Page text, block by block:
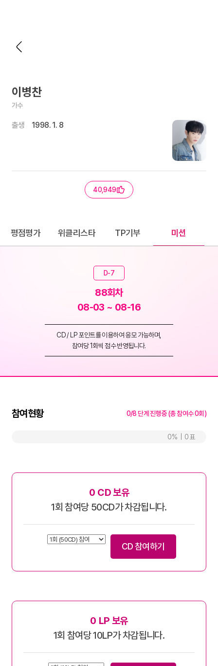
이병찬
가수
출생 1998. 1. 8
40,949
평점평가 위클리스타 TP기부 미션
D-7
88회차
08-03 ~ 08-16
CD / LP 포인트를 이용하여 응모 가능하며,
참여당 1회씩 점수 반영됩니다.
참여현황 0/8 단계 진행중 (총 참여수 0회)
0 0
0 CD 보유
1회 참여당 50CD가 차감됩니다.
CD 참여하기
0 LP 보유
1회 참여당 10LP가 차감됩니다.